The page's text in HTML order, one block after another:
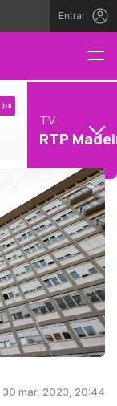
Entrar
TV
RTP
30 mar, 2023, 20:44